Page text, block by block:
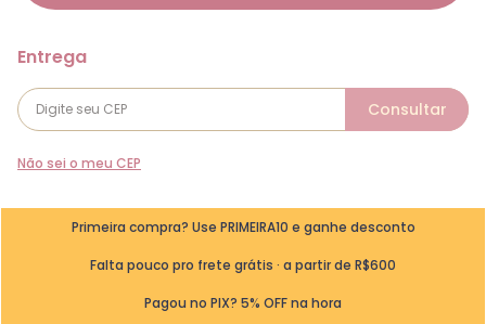
Não sei o meu CEP
Primeira compra? Use PRIMEIRA10 e ganhe desconto
Falta pouco pro frete grátis · a partir de R$600
Pagou no PIX? 5% OFF na hora